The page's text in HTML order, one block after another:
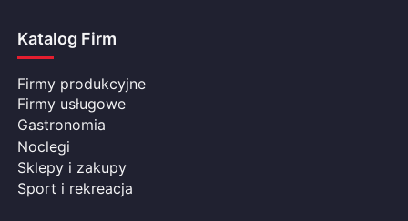
Katalog Firm
Firmy produkcyjne
Firmy usługowe
Gastronomia
Noclegi
Sklepy i zakupy
Sport i rekreacja